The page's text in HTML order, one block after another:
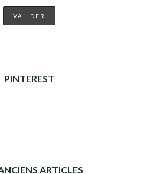
PINTEREST
ARTICLES